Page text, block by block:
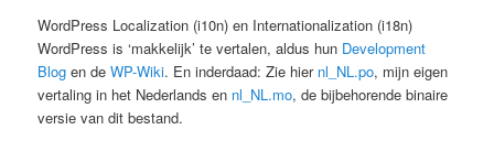
WordPress Localization (i10n) en Internationalization (i18n)
WordPress is ‘makkelijk’ te vertalen, aldus hun Development
Blog en deWP-Wiki. En inderdaad: Zie hier nl_NL.po, mijn eigen
vertaling in het Nederlands en nl_NL.mo, de bijbehorende binaire
versie van dit bestand.